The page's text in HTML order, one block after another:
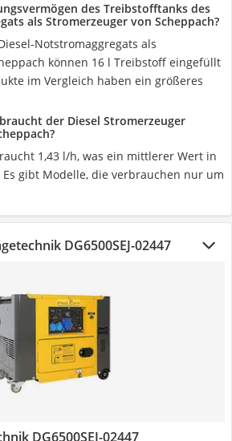
des Treibstofftanks des
als Stromerzeuger von Scheppach?
Notstromaggregats als
können 16 l Treibstoff eingefüllt
im Vergleich haben ein größeres
der Diesel Stromerzeuger
1,43 l/h, was ein mittlerer Wert in
gibt Modelle, die verbrauchen nur um
DG6500SEJ-02447
DG6500SEJ-02447